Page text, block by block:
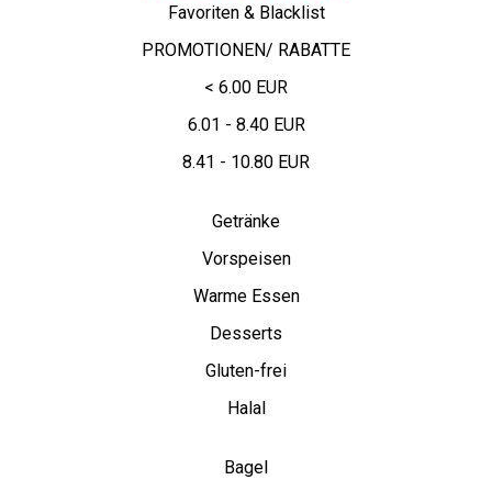
Favoriten & Blacklist
PROMOTIONEN/ RABATTE
< 6.00 EUR
6.01 - 8.40 EUR
8.41 - 10.80 EUR
Getränke
Vorspeisen
Warme Essen
Desserts
Gluten-frei
Halal
Bagel